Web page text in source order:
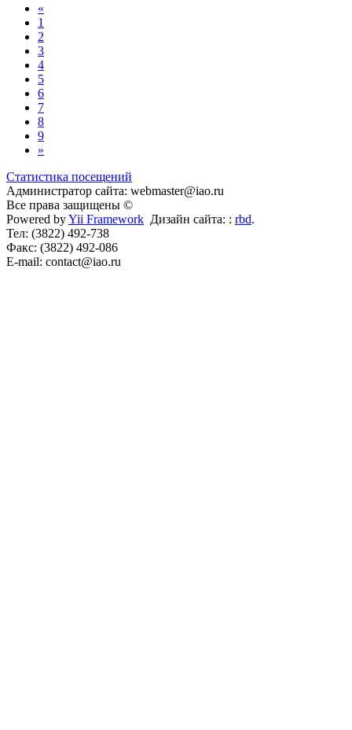
«
1
2
3
4
5
6
7
8
9
»
Статистика посещений
Администратор сайта: webmaster@iao.ru
Все права защищены ©
Powered byYii Framework Дизайн сайта: : rbd.
Тел: (3822) 492-738
Факс: (3822) 492-086
E-mail: contact@iao.ru